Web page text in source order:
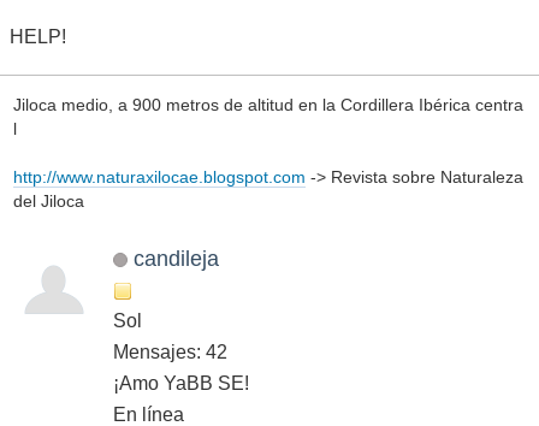
HELP!
Jiloca medio, a 900 metros de altitud en la Cordillera Ibérica centra
l
http://www.naturaxilocae.blogspot.com -> Revista sobre Naturaleza
del Jiloca
candileja
Sol
Mensajes: 42
¡Amo YaBB SE!
En línea